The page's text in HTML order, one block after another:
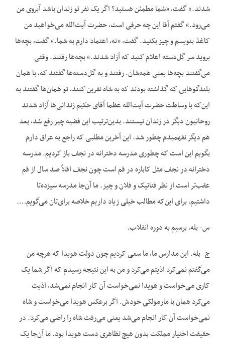
شدند.» گفت، «شما مطمئن هستید؟ اگر یک نفر تو زندان باشد آبروی من
می‌رود.» گفتم آقا این چه حرفی است، حضرت آیت‌الله می‌خواهید من
کاغذ بنویسم و چیز بکنید. گفت، «نه، اعتماد دارم به شما.» گفت، بچه‌ها
بروید سر گل‌دسته اعلام کنید که آزاد شدند.» بچه‌ها رفتند. وقتی
می‌گفتند بچه‌ها یعنی همه‌شان. رفتند و به گل‌دسته‌ها گفتند که، با همان
بلندگوهایی که گذاشته بودند که به شاه نفرین کنند، تو همان‌ها گفتند به
این‌که با وساطت حضرت آیت‌الله عظما آقای حکیم زندانی‌ها آزاد شدند
روحانیون دیگر در زندان نیستند. بدین‌ترتیب این قضیه چیز رفع شد، بعد
هم دیگر نفهمیدم چطور شد. این آخرین مطلبی که راجع به عراق دارم
بگویم این است که چطوری مدرسه دخترانه در نجف باز کردیم. مدرسه
دخترانه در نجف مثل کاباره در قم است چون نجف اقلاً صد سال از قم
عقب‌تر است از نظر فناتیک و فلان و چیز. ما آن‌جا مدرسه سیزده‌تا
داشتیم، برای این‌که مطالب خیلی زیاد داریم خلاصه برای‌تان می‌گویم….
س- بله، برسیم به دوره انقلاب.
ج- بله. این مدارس ما، ما سعی کردیم چون دولت هویدا که هرچه من
می‌گفتم نمی‌کرد اذیتم می‌کرد و من به این نتیجه رسیدم که اگر شما یک
کاری می‌خواست و هویدا نمی‌خواست آن کار انجام نمی‌شد، اذیت
می‌کرد همان با مارمولکی خودش. اگر برعکس هویدا می‌خواست و شاه
نمی‌خواست آن کار انجام می‌شد یعنی می‌رفت شاه را راضی می‌کرد. در
حقیقت اختیار مملکت بدون هیچ تظاهری دست هویدا بود. ما آن‌جا یک